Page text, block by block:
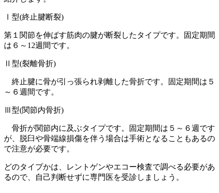
Ⅰ型(終止腱断裂)
第１関節を伸ばす筋肉の腱が断裂したタイプです。固定期間
は６～12週間です。
Ⅱ型(裂離骨折)
終止腱に骨が引っ張られ剥離した骨折です。固定期間は５
～６週間です。
Ⅲ型(関節内骨折)
骨折が関節内に及ぶタイプです。固定期間は５～６週です
が、脱臼や骨端線損傷を伴う場合は手術となることもあるの
で注意が必要です。
どのタイプかは、レントゲンやエコー検査で調べる必要があ
るので、自己判断せずに専門医を受診しましょう。